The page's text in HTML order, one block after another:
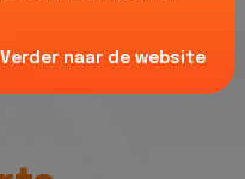
Verder naar de website